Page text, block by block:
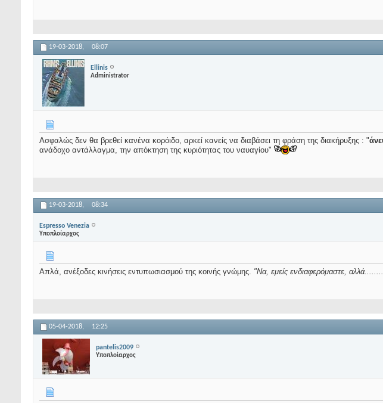
19-03-2018, 08:07
Ellinis
Administrator
Ασφαλώς δεν θα βρεθεί κανένα κορόιδο, αρκεί κανείς να διαβάσει τη φράση της διακήρυξης : "
ανάδοχο αντάλλαγμα, την απόκτηση της κυριότητας του ναυαγίου"
19-03-2018, 08:34
Espresso Venezia
Υποπλοίαρχος
Απλά, ανέξοδες κινήσεις εντυπωσιασμού της κοινής γνώμης. "Να, εμείς ενδιαφερόμαστε,
05-04-2018, 12:25
pantelis2009
Υποπλοίαρχος